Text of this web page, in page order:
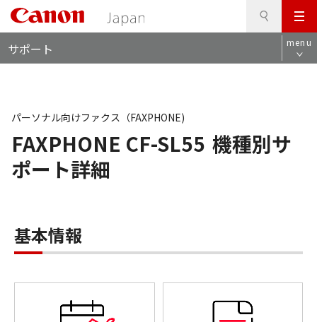
メ
ニ
ュ
サポート menu
FAXPHONE CF-SL55 機種別サ
ポート詳細
パーソナル向けファクス（FAXPHONE)
基本情報